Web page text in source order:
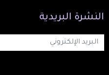
النشرة البريدية